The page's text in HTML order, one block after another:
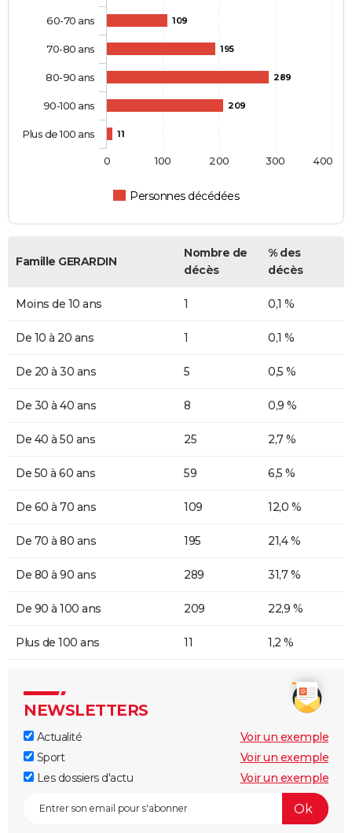
109
195
289
209
11
Personnes décédées
60-70 ans
70-80 ans
80-90 ans
90-100 ans
Plus de 100 ans
0 100 200 300 400
Famille GERARDIN
Nombre de
décès
% des
décès
Moins de 10 ans 1 0,1 %
De 10 à 20 ans 1 0,1 %
De 20 à 30 ans 5 0,5 %
De 30 à 40 ans 8 0,9 %
De 40 à 50 ans 25 2,7 %
De 50 à 60 ans 59 6,5 %
De 60 à 70 ans 109 12,0 %
De 70 à 80 ans 195 21,4 %
De 80 à 90 ans 289 31,7 %
De 90 à 100 ans 209 22,9 %
Plus de 100 ans 11 1,2 %
NEWSLETTERS
Actualité
Voir un exemple
Sport
Voir un exemple
Les dossiers d'actu
Voir un exemple